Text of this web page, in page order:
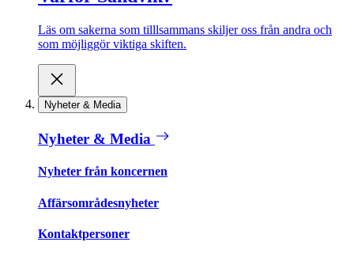
Läs om sakerna som tilllsammans skiljer oss från andra och
som möjliggör viktiga skiften.
Nyheter & Media
Nyheter & Media
Nyheter från koncernen
Affärsområdesnyheter
Kontaktpersoner